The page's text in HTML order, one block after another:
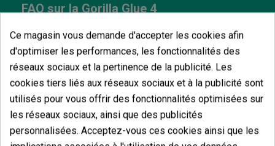
FAQ sur la Gorilla Glue 4
Quels sont les effets de la Gorilla Glue 4 ?
Avec des taux deTHC jusqu'à 28 %, laGorilla Glue 4
produit des effets intenses et euphoriques, suivis
d'une relaxation profonde. Elle est parfaite pour se
détendre après une longue journée.
Combien de grammes produit la Gorilla Glue 4
?
Ce magasin vous demande d'accepter les cookies afin
d'optimiser les performances, les fonctionnalités des
réseaux sociaux et la pertinence de la publicité. Les
cookies tiers liés aux réseaux sociaux et à la publicité sont
utilisés pour vous offrir des fonctionnalités optimisées sur
les réseaux sociaux, ainsi que des publicités
personnalisées. Acceptez-vous ces cookies ainsi que les